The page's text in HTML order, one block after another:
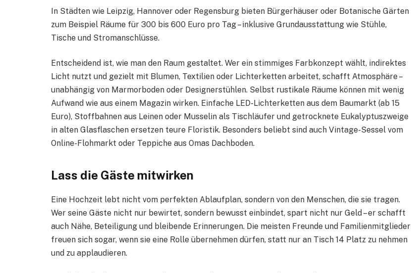
In Städten wie Leipzig, Hannover oder Regensburg bieten Bürgerhäuser oder Botanische Gärten
zum Beispiel Räume für 300 bis 600 Euro pro Tag – inklusive Grundausstattung wie Stühle,
Tische und Stromanschlüsse.
Entscheidend ist, wie man den Raum gestaltet. Wer ein stimmiges Farbkonzept wählt, indirektes
Licht nutzt und gezielt mit Blumen, Textilien oder Lichterketten arbeitet, schafft Atmosphäre –
unabhängig von Marmorboden oder Designerstühlen. Selbst rustikale Räume können mit wenig
Aufwand wie aus einem Magazin wirken. Einfache LED-Lichterketten aus dem Baumarkt (ab 15
Euro), Stoffbahnen aus Leinen oder Musselin als Tischläufer und getrocknete Eukalyptuszweige
in alten Glasflaschen ersetzen teure Floristik. Besonders beliebt sind auch Vintage-Sessel vom
Online-Flohmarkt oder Teppiche aus Omas Dachboden.
Lass die Gäste mitwirken
Eine Hochzeit lebt nicht vom perfekten Ablaufplan, sondern von den Menschen, die sie tragen.
Wer seine Gäste nicht nur bewirtet, sondern bewusst einbindet, spart nicht nur Geld – er schafft
auch Nähe, Beteiligung und bleibende Erinnerungen. Die meisten Freunde und Familienmitglieder
freuen sich sogar, wenn sie eine Rolle übernehmen dürfen, statt nur an Tisch 14 Platz zu nehmen
und zu applaudieren.